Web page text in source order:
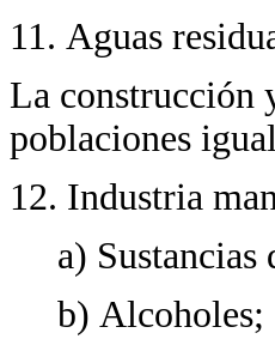
11. Aguas
La construcción
poblaciones
12. Industria
a)
b) Alcoholes;